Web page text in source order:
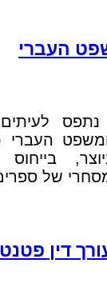
העברי
נתפס
העברי
בייחוס
של
דין